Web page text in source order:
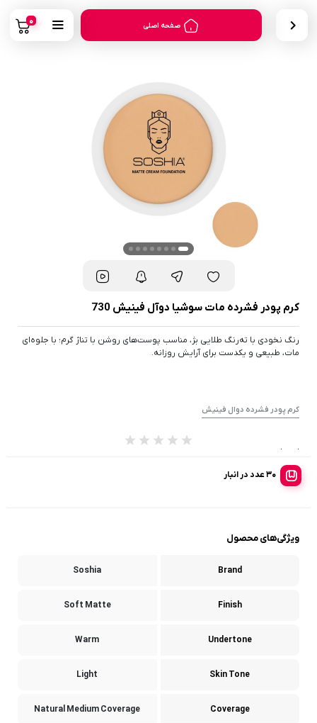
صفحه اصلی 0
کرم پودر فشرده مات سوشیا دوآل فینیش 730
رنگ نخودی با ته‌رنگ طلایی بژ، مناسب پوست‌های روشن با تناژ گرم؛ با جلوه‌ای
مات، طبیعی و یکدست برای آرایش روزانه.
کرم پودر فشرده دوال فینیش
از 0 رای
30 عدد در انبار
ویژگی‌های محصول
Brand
Soshia
Finish
Soft Matte
Undertone
Warm
Skin Tone
Light
Coverage
Natural Medium Coverage